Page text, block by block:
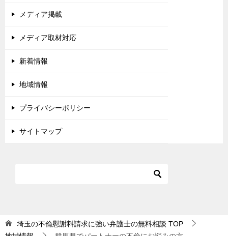
メディア掲載
メディア取材対応
新着情報
地域情報
プライバシーポリシー
サイトマップ
埼玉の不倫慰謝料請求に強い弁護士の無料相談 TOP